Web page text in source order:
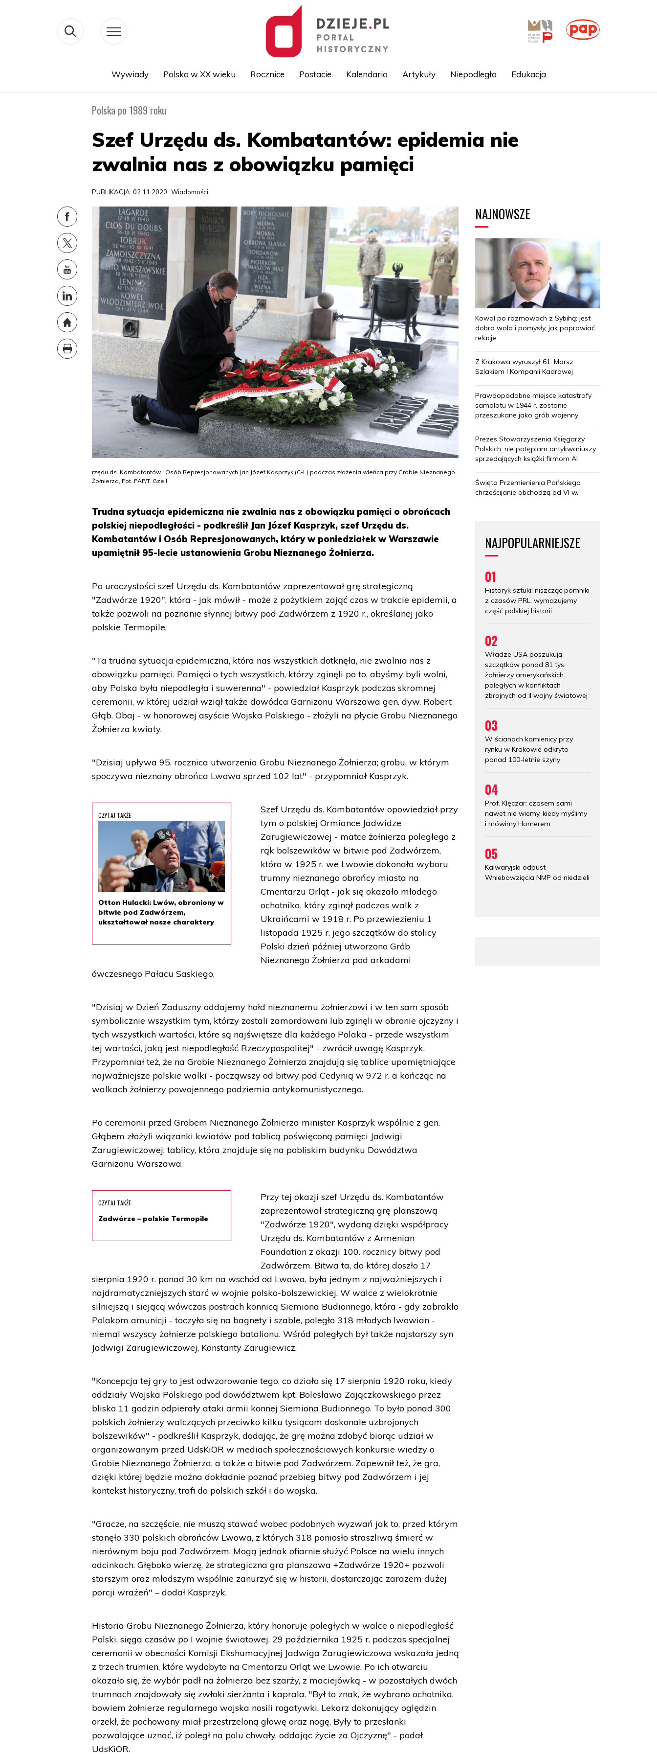
Wywiady Polska w XX wieku Rocznice Postacie Kalendaria Artykuły Niepodległa Edukacja
Polska po 1989 roku
Szef Urzędu ds. Kombatantów: epidemia nie
zwalnia nas z obowiązku pamięci
PUBLIKACJA: 02.11.2020 Wiadomości
rzędu ds. Kombatantów i Osób Represjonowanych Jan Józef Kasprzyk (C-L) podczas złożenia wieńca przy Grobie Nieznanego
Żołnierza, Fot. PAP/T. Gzell
Trudna sytuacja epidemiczna nie zwalnia nas z obowiązku pamięci o obrońcach
polskiej niepodległości - podkreślił Jan Józef Kasprzyk, szef Urzędu ds.
Kombatantów i Osób Represjonowanych, który w poniedziałek w Warszawie
upamiętnił 95-lecie ustanowienia Grobu Nieznanego Żołnierza.
Po uroczystości szef Urzędu ds. Kombatantów zaprezentował grę strategiczną
"Zadwórze 1920", która - jak mówił - może z pożytkiem zająć czas w trakcie epidemii, a
także pozwoli na poznanie słynnej bitwy pod Zadwórzem z 1920 r., określanej jako
polskie Termopile.
"Ta trudna sytuacja epidemiczna, która nas wszystkich dotknęła, nie zwalnia nas z
obowiązku pamięci. Pamięci o tych wszystkich, którzy zginęli po to, abyśmy byli wolni,
aby Polska była niepodległa i suwerenna" - powiedział Kasprzyk podczas skromnej
ceremonii, w której udział wziął także dowódca Garnizonu Warszawa gen. dyw. Robert
Głąb. Obaj - w honorowej asyście Wojska Polskiego - złożyli na płycie Grobu Nieznanego
Żołnierza kwiaty.
"Dzisiaj upływa 95. rocznica utworzenia Grobu Nieznanego Żołnierza; grobu, w którym
spoczywa nieznany obrońca Lwowa sprzed 102 lat" - przypomniał Kasprzyk.
CZYTAJ TAKŻE
Otton Hulacki: Lwów, obroniony w
bitwie pod Zadwórzem,
ukształtował nasze charaktery
Szef Urzędu ds. Kombatantów opowiedział przy
tym o polskiej Ormiance Jadwidze
Zarugiewiczowej - matce żołnierza poległego z
rąk bolszewików w bitwie pod Zadwórzem,
która w 1925 r. we Lwowie dokonała wyboru
trumny nieznanego obrońcy miasta na
Cmentarzu Orląt - jak się okazało młodego
ochotnika, który zginął podczas walk z
Ukraińcami w 1918 r. Po przewiezieniu 1
listopada 1925 r. jego szczątków do stolicy
Polski dzień później utworzono Grób
Nieznanego Żołnierza pod arkadami
ówczesnego Pałacu Saskiego.
"Dzisiaj w Dzień Zaduszny oddajemy hołd nieznanemu żołnierzowi i w ten sam sposób
symbolicznie wszystkim tym, którzy zostali zamordowani lub zginęli w obronie ojczyzny i
tych wszystkich wartości, które są najświętsze dla każdego Polaka - przede wszystkim
tej wartości, jaką jest niepodległość Rzeczypospolitej" - zwrócił uwagę Kasprzyk.
Przypomniał też, że na Grobie Nieznanego Żołnierza znajdują się tablice upamiętniające
najważniejsze polskie walki - począwszy od bitwy pod Cedynią w 972 r. a kończąc na
walkach żołnierzy powojennego podziemia antykomunistycznego.
Po ceremonii przed Grobem Nieznanego Żołnierza minister Kasprzyk wspólnie z gen.
Głąbem złożyli wiązanki kwiatów pod tablicą poświęconą pamięci Jadwigi
Zarugiewiczowej; tablicy, która znajduje się na pobliskim budynku Dowództwa
Garnizonu Warszawa.
CZYTAJ TAKŻE
Zadwórze – polskie Termopile
Przy tej okazji szef Urzędu ds. Kombatantów
zaprezentował strategiczną grę planszową
"Zadwórze 1920", wydaną dzięki współpracy
Urzędu ds. Kombatantów z Armenian
Foundation z okazji 100. rocznicy bitwy pod
Zadwórzem. Bitwa ta, do której doszło 17
sierpnia 1920 r. ponad 30 km na wschód od Lwowa, była jednym z najważniejszych i
najdramatyczniejszych starć w wojnie polsko-bolszewickiej. W walce z wielokrotnie
silniejszą i siejącą wówczas postrach konnicą Siemiona Budionnego, która - gdy zabrakło
Polakom amunicji - toczyła się na bagnety i szable, poległo 318 młodych lwowian -
niemal wszyscy żołnierze polskiego batalionu. Wśród poległych był także najstarszy syn
Jadwigi Zarugiewiczowej, Konstanty Zarugiewicz.
"Koncepcja tej gry to jest odwzorowanie tego, co działo się 17 sierpnia 1920 roku, kiedy
oddziały Wojska Polskiego pod dowództwem kpt. Bolesława Zajączkowskiego przez
blisko 11 godzin odpierały ataki armii konnej Siemiona Budionnego. To było ponad 300
polskich żołnierzy walczących przeciwko kilku tysiącom doskonale uzbrojonych
bolszewików" - podkreślił Kasprzyk, dodając, że grę można zdobyć biorąc udział w
organizowanym przed UdsKiOR w mediach społecznościowych konkursie wiedzy o
Grobie Nieznanego Żołnierza, a także o bitwie pod Zadwórzem. Zapewnił też, że gra,
dzięki której będzie można dokładnie poznać przebieg bitwy pod Zadwórzem i jej
kontekst historyczny, trafi do polskich szkół i do wojska.
"Gracze, na szczęście, nie muszą stawać wobec podobnych wyzwań jak to, przed którym
stanęło 330 polskich obrońców Lwowa, z których 318 poniosło straszliwą śmierć w
nierównym boju pod Zadwórzem. Mogą jednak ofiarnie służyć Polsce na wielu innych
odcinkach. Głęboko wierzę, że strategiczna gra planszowa +Zadwórze 1920+ pozwoli
starszym oraz młodszym wspólnie zanurzyć się w historii, dostarczając zarazem dużej
porcji wrażeń" – dodał Kasprzyk.
Historia Grobu Nieznanego Żołnierza, który honoruje poległych w walce o niepodległość
Polski, sięga czasów po I wojnie światowej. 29 października 1925 r. podczas specjalnej
ceremonii w obecności Komisji Ekshumacyjnej Jadwiga Zarugiewiczowa wskazała jedną
z trzech trumien, które wydobyto na Cmentarzu Orląt we Lwowie. Po ich otwarciu
okazało się, że wybór padł na żołnierza bez szarży, z maciejówką - w pozostałych dwóch
trumnach znajdowały się zwłoki sierżanta i kaprala. "Był to znak, że wybrano ochotnika,
bowiem żołnierze regularnego wojska nosili rogatywki. Lekarz dokonujący oględzin
orzekł, że pochowany miał przestrzeloną głowę oraz nogę. Były to przesłanki
pozwalające uznać, iż poległ na polu chwały, oddając życie za Ojczyznę" - podał
UdsKiOR.
NAJNOWSZE
Kowal po rozmowach z Sybihą: jest
dobra wola i pomysły, jak poprawiać
relacje
Z Krakowa wyruszył 61. Marsz
Szlakiem I Kompanii Kadrowej
Prawdopodobne miejsce katastrofy
samolotu w 1944 r. zostanie
przeszukane jako grób wojenny
Prezes Stowarzyszenia Księgarzy
Polskich: nie potępiam antykwariuszy
sprzedających książki firmom AI
Święto Przemienienia Pańskiego
chrześcijanie obchodzą od VI w.
NAJPOPULARNIEJSZE
01
Historyk sztuki: niszcząc pomniki
z czasów PRL, wymazujemy
część polskiej historii
02
Władze USA poszukują
szczątków ponad 81 tys.
żołnierzy amerykańskich
poległych w konfliktach
zbrojnych od II wojny światowej
03
W ścianach kamienicy przy
rynku w Krakowie odkryto
ponad 100-letnie szyny
04
Prof. Klęczar: czasem sami
nawet nie wiemy, kiedy myślimy
i mówimy Homerem
05
Kalwaryjski odpust
Wniebowzięcia NMP od niedzieli